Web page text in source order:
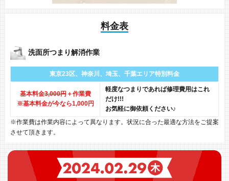
料金表
洗面所つまり解消作業
東京23区、神奈川、 埼玉、千葉エリア特別料金
基本料金3,000円＋作業費
※基本料金が今なら1,000円
軽度なつまりであれば修理費用はこれ
だけ!!!
お気軽に御依頼ください♪
※作業費は作業内容によって異なります。状況に合った最適な方法をご提案
させて頂きます。